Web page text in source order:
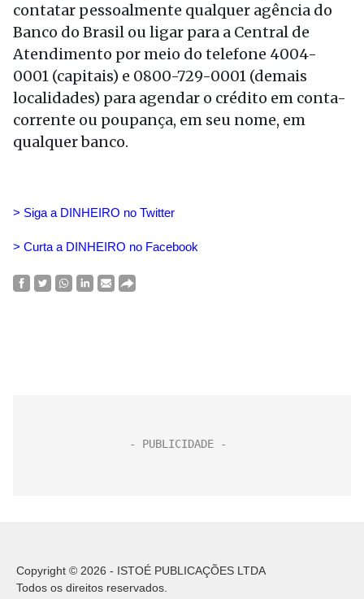
contatar pessoalmente qualquer agência do
Banco do Brasil ou ligar para a Central de
Atendimento por meio do telefone 4004-
0001 (capitais) e 0800-729-0001 (demais
localidades) para agendar o crédito em conta-
corrente ou poupança, em seu nome, em
qualquer banco.
> Siga a DINHEIRO no Twitter
> Curta a DINHEIRO no Facebook
Copyright © 2026 - ISTOÉ PUBLICAÇÕES LTDA
Todos os direitos reservados.